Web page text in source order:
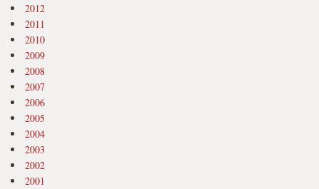
2012
2011
2010
2009
2008
2007
2006
2005
2004
2003
2002
2001